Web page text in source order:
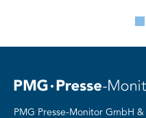
PMG Presse-Monitor GmbH &